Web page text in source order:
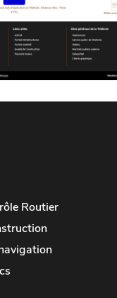
Routier